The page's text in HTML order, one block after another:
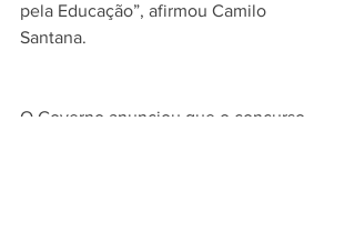
pela Educação”, afirmou Camilo
Santana.
O Governo anunciou que o concurso